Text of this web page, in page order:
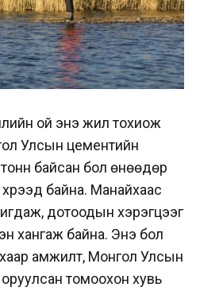
ой энэ жил тохиож
Улсын цементийн
байсан бол өнөөдөр
байна. Манайхаас
дотоодын хэрэгцээг
хангаж байна. Энэ бол
амжилт, Монгол Улсын
томоохон хувь